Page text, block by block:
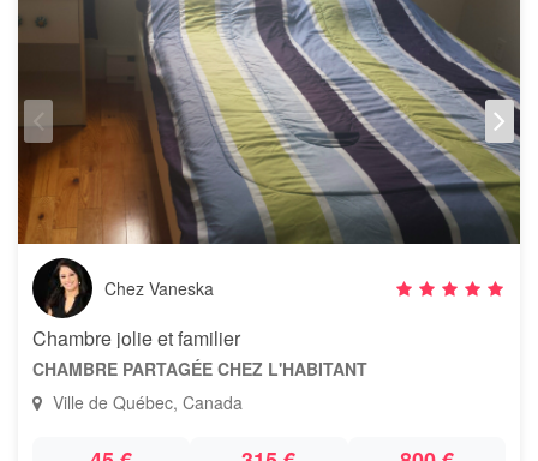
Chez Vaneska
Chambre jolie et familier
CHAMBRE PARTAGÉE CHEZ L'HABITANT
Ville de Québec, Canada